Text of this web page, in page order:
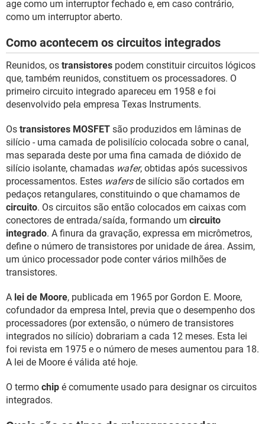
age como um interruptor fechado e, em caso contrário,
como um interruptor aberto.
Como acontecem os circuitos integrados
Reunidos, os transistores podem constituir circuitos lógicos
que, também reunidos, constituem os processadores. O
primeiro circuito integrado apareceu em 1958 e foi
desenvolvido pela empresa Texas Instruments.
Os transistores MOSFET são produzidos em lâminas de
silício - uma camada de polisilício colocada sobre o canal,
mas separada deste por uma fina camada de dióxido de
silício isolante, chamadas wafer, obtidas após sucessivos
processamentos. Estes wafersde silício são cortados em
pedaços retangulares, constituindo o que chamamos de
circuito. Os circuitos são então colocados em caixas com
conectores de entrada/saída, formando um circuito
integrado. A finura da gravação, expressa em micrômetros,
define o número de transistores por unidade de área. Assim,
um único processador pode conter vários milhões de
transistores.
A lei de Moore, publicada em 1965 por Gordon E. Moore,
cofundador da empresa Intel, previa que o desempenho dos
processadores (por extensão, o número de transistores
integrados no silício) dobrariam a cada 12 meses. Esta lei
foi revista em 1975 e o número de meses aumentou para 18.
A lei de Moore é válida até hoje.
O termo chip é comumente usado para designar os circuitos
integrados.